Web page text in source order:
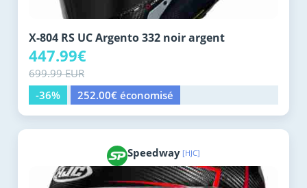
X-804 RS UC Argento 332 noir argent
447.99€
699.99 EUR
-36%
252.00€ économisé
Speedway [HJC]